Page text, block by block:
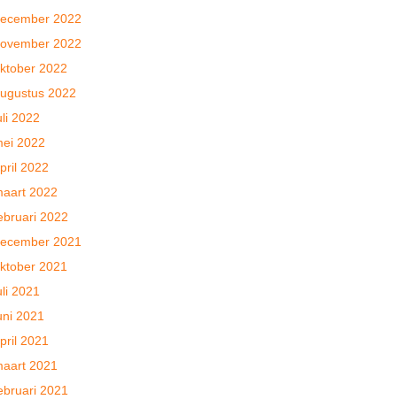
2022
2022
2022
2022
2022
2022
2022
2022
2022
2021
2021
2021
2021
2021
2021
2021